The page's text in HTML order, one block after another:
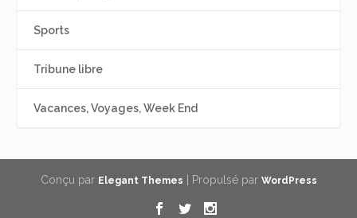
Sports
Tribune libre
Vacances, Voyages, Week End
Conçu par Elegant Themes | Propulsé par WordPress